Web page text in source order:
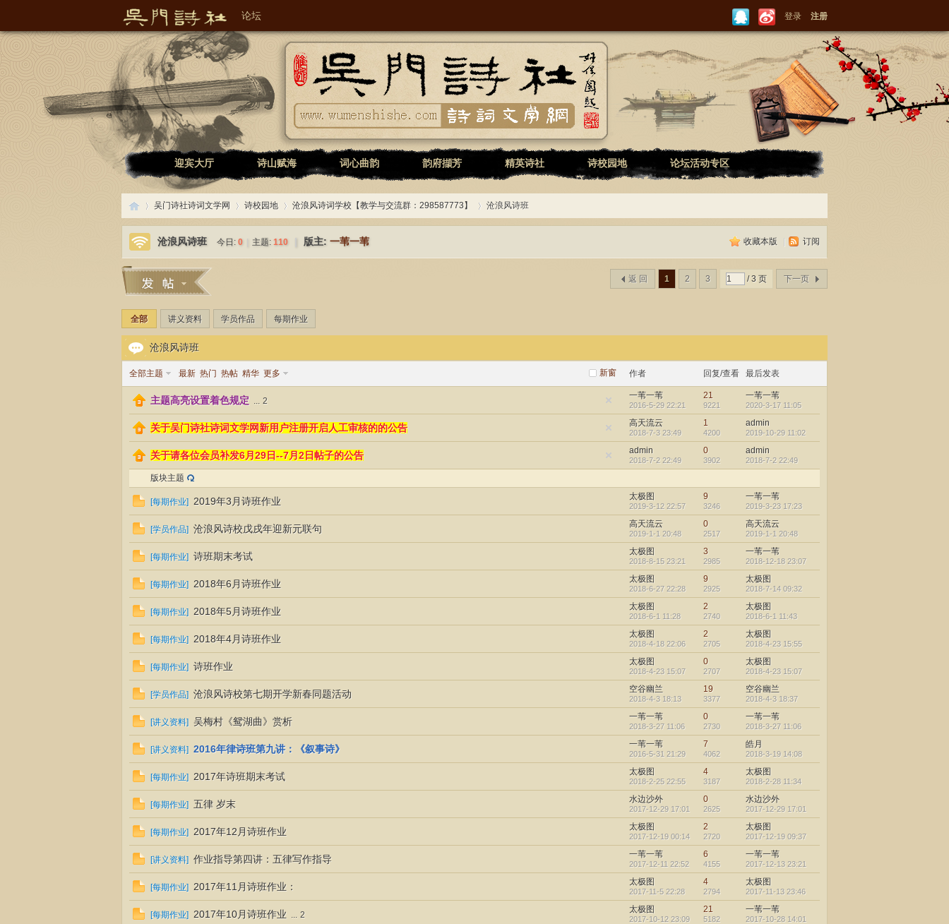
吴门诗社诗词文学网
论坛 登录 注册
迎宾大厅 诗山赋海 词心曲韵 韵府擷芳 精英诗社 诗校园地 论坛活动专区
吴
门
诗
社
诗
»
吴门诗社诗词文学网 诗校园地 沧浪风诗词学校【教学与交流群：298587773】 沧浪风诗班
收藏本版 | 订阅
沧浪风诗班 今日: 0 主题: 110 版主: 一苇一苇
1 2 3 / 3 页 下一页
返 回
全部 讲义资料 学员作品 每期作业
沧浪风诗班
新窗
全部主题 最新 热门 热帖 精华 更多 作者 回复/查看 最后发表
主题高亮设置着色规定 ... 2
一苇一苇
2016-5-29 22:21
21
9221
一苇一苇
2020-3-17 11:05
关于吴门诗社诗词文学网新用户注册开启人工审核的的公告 高天流云
2018-7-3 23:49
1
4200
admin
2019-10-29 11:02
关于请各位会员补发6月29日--7月2日帖子的公告 admin
2018-7-2 22:49
0
3902
admin
2018-7-2 22:49
版块主题
[每期作业] 2019年3月诗班作业 太极图
2019-3-12 22:57
9
3246
一苇一苇
2019-3-23 17:23
[学员作品] 沧浪风诗校戊戌年迎新元联句 高天流云
2019-1-1 20:48
0
2517
高天流云
2019-1-1 20:48
[每期作业] 诗班期末考试 太极图
2018-8-15 23:21
3
2985
一苇一苇
2018-12-18 23:07
[每期作业] 2018年6月诗班作业 太极图
2018-6-27 22:28
9
2925
太极图
2018-7-14 09:32
[每期作业] 2018年5月诗班作业 太极图
2018-6-1 11:28
2
2740
太极图
2018-6-1 11:43
[每期作业] 2018年4月诗班作业 太极图
2018-4-18 22:06
2
2705
太极图
2018-4-23 15:55
[每期作业] 诗班作业 太极图
2018-4-23 15:07
0
2707
太极图
2018-4-23 15:07
[学员作品] 沧浪风诗校第七期开学新春同题活动 空谷幽兰
2018-4-3 18:13
19
3377
空谷幽兰
2018-4-3 18:37
[讲义资料] 吴梅村《鸳湖曲》赏析 一苇一苇
2018-3-27 11:06
0
2730
一苇一苇
2018-3-27 11:06
[讲义资料] 2016年律诗班第九讲：《叙事诗》 一苇一苇
2016-5-31 21:29
7
4062
皓月
2018-3-19 14:08
[每期作业] 2017年诗班期末考试 太极图
2018-2-25 22:55
4
3187
太极图
2018-2-28 11:34
[每期作业] 五律 岁末 水边沙外
2017-12-29 17:01
0
2625
水边沙外
2017-12-29 17:01
[每期作业] 2017年12月诗班作业 太极图
2017-12-19 00:14
2
2720
太极图
2017-12-19 09:37
[讲义资料] 作业指导第四讲：五律写作指导 一苇一苇
2017-12-11 22:52
6
4155
一苇一苇
2017-12-13 23:21
[每期作业] 2017年11月诗班作业： 太极图
2017-11-5 22:28
4
2794
太极图
2017-11-13 23:46
[每期作业] 2017年10月诗班作业 ... 2
太极图
2017-10-12 23:09
21
5182
一苇一苇
2017-10-28 14:01